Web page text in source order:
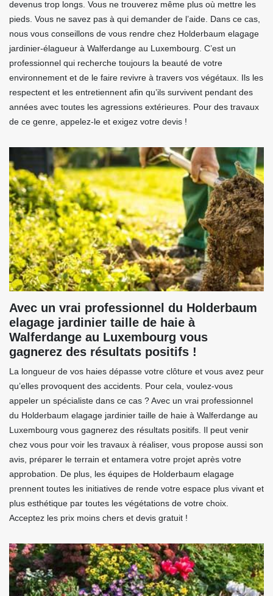
devenus trop longs. Vous ne trouverez même plus où mettre les
pieds. Vous ne savez pas à qui demander de l’aide. Dans ce cas,
nous vous conseillons de vous rendre chez Holderbaum elagage
jardinier-élagueur à Walferdange au Luxembourg. C’est un
professionnel qui recherche toujours la beauté de votre
environnement et de le faire revivre à travers vos végétaux. Ils les
respectent et les entretiennent afin qu’ils survivent pendant des
années avec toutes les agressions extérieures. Pour des travaux
de ce genre, appelez-le et exigez votre devis !
Avec un vrai professionnel du Holderbaum
elagage jardinier taille de haie à
Walferdange au Luxembourg vous
gagnerez des résultats positifs !
La longueur de vos haies dépasse votre clôture et vous avez peur
qu’elles provoquent des accidents. Pour cela, voulez-vous
appeler un spécialiste dans ce cas ? Avec un vrai professionnel
du Holderbaum elagage jardinier taille de haie à Walferdange au
Luxembourg vous gagnerez des résultats positifs. Il peut venir
chez vous pour voir les travaux à réaliser, vous propose aussi son
avis, préparer le terrain et entamera votre projet après votre
approbation. De plus, les équipes de Holderbaum elagage
prennent toutes les initiatives de rende votre espace plus vivant et
plus esthétique par toutes les végétations de votre choix.
Acceptez les prix moins chers et devis gratuit !